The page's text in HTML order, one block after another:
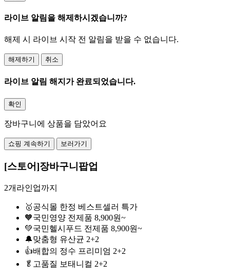
라이브 알림을 해제하시겠습니까?
해제 시 라이브 시작 전 알림을 받을 수 없습니다.
해제하기 취소
라이브 알림 해지가 완료되었습니다.
확인
장바구니에 상품을 담았어요
쇼핑 계속하기 보러가기
[스토어]장바구니팝업
2개라인업까지
🥇공식몰 한정 베스트셀러 특가
🧡국민영양 전제품 8,900원~
💚국민헬시푸드 전제품 8,900원~
🔔맞춤형 유산균 2+2
👍배합의 정수 프리미엄 2+2
🥬고품질 보태니컬 2+2